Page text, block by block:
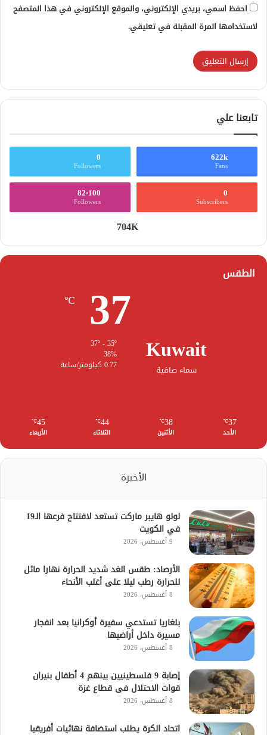
احفظ اسمي، بريدي الإلكتروني، والموقع الإلكتروني في هذا المتصفح
لاستخدامها المرة المقبلة في تعليقي.
تابعنا علي
622k
Fans
0
Followers
0
Subscribers
82٬100
Followers
704K
الطقس
Kuwait
سماء صافية
37
℃
38%
0.77 كيلومتر/ساعة
37
℃
الأحد
38
℃
الأثنين
44
℃
الثلاثاء
45
℃
الأربعاء
الأخيرة
لولو هايبر ماركت تستعد لافتتاح فرعها الـ19
في الكويت
9 أغسطس، 2026
الأرصاد: طقس الغد شديد الحرارة نهارا مائل
للحرارة رطب ليلا على أغلب الأنحاء
8 أغسطس، 2026
بلغاريا تستدعي سفيرة أوكرانيا بعد انفجار
مسيرة داخل أراضيها
8 أغسطس، 2026
إصابة 9 فلسطينيين بينهم 4 أطفال بنيران
قوات الاحتلال فى قطاع غزة
8 أغسطس، 2026
اتحاد الكرة يطلب استضافة نهائيات أفريقيا